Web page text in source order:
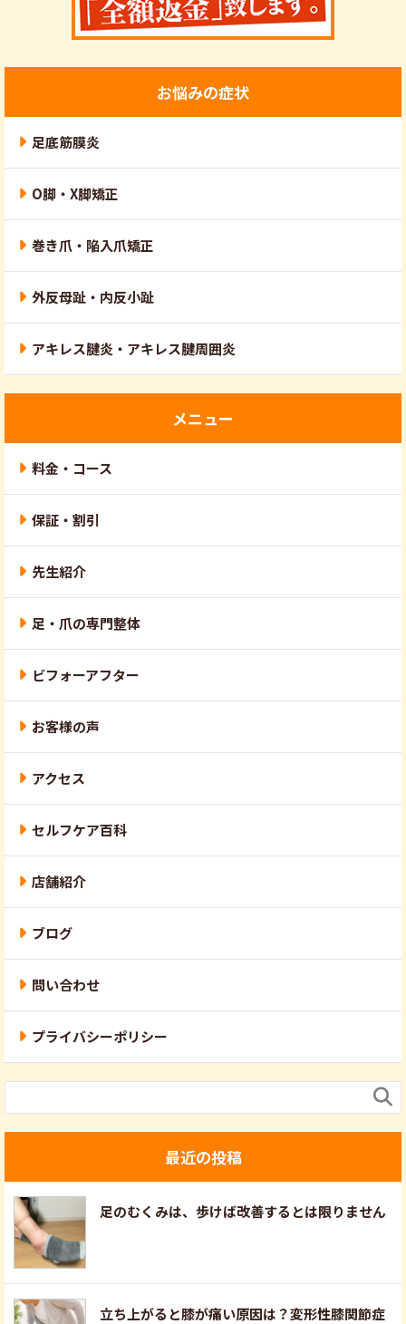
お悩みの症状
足底筋膜炎
O脚・X脚矯正
巻き爪・陥入爪矯正
外反母趾・内反小趾
アキレス腱炎・アキレス腱周囲炎
メニュー
料金・コース
保証・割引
先生紹介
足・爪の専門整体
ビフォーアフター
お客様の声
アクセス
セルフケア百科
店舗紹介
ブログ
問い合わせ
プライバシーポリシー

最近の投稿
足のむくみは、歩けば改善するとは限りません
立ち上がると膝が痛い原因は？変形性膝関節症